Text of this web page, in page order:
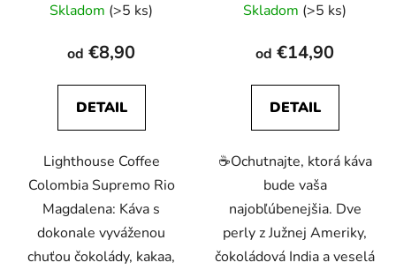
hodnotenie
produktu
je
5,0
z
hviezdičiek.
Skladom (>5 ks)
od €8,90
DETAIL
Lighthouse Coffee
Colombia Supremo Rio
Magdalena: Káva s
dokonale vyváženou
chuťou čokolády, kakaa,
hodnotenie
produktu
5,0
z
hviezdičiek.
Skladom (>5 ks)
od €14,90
DETAIL
☕️Ochutnajte, ktorá káva
bude vaša
najobľúbenejšia. Dve
perly z Južnej Ameriky,
čokoládová India a veselá